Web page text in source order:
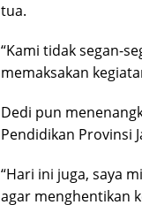
tua.
“Kami tidak segan-
memaksakan
Dedi pun
Pendidikan Provinsi
“Hari ini juga, saya
agar menghentikan